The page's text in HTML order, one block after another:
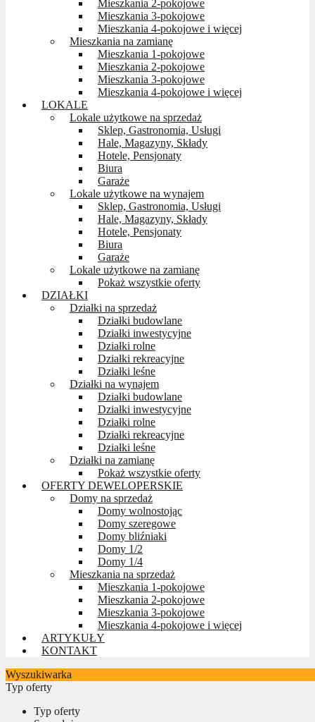
Mieszkania 2-pokojowe
Mieszkania 3-pokojowe
Mieszkania 4-pokojowe i więcej
Mieszkania na zamianę
Mieszkania 1-pokojowe
Mieszkania 2-pokojowe
Mieszkania 3-pokojowe
Mieszkania 4-pokojowe i więcej
LOKALE
Lokale użytkowe na sprzedaż
Sklep, Gastronomia, Usługi
Hale, Magazyny, Składy
Hotele, Pensjonaty
Biura
Garaże
Lokale użytkowe na wynajem
Sklep, Gastronomia, Usługi
Hale, Magazyny, Składy
Hotele, Pensjonaty
Biura
Garaże
Lokale użytkowe na zamianę
Pokaż wszystkie oferty
DZIAŁKI
Działki na sprzedaż
Działki budowlane
Działki inwestycyjne
Działki rolne
Działki rekreacyjne
Działki leśne
Działki na wynajem
Działki budowlane
Działki inwestycyjne
Działki rolne
Działki rekreacyjne
Działki leśne
Działki na zamianę
Pokaż wszystkie oferty
OFERTY DEWELOPERSKIE
Domy na sprzedaż
Domy wolnostojąc
Domy szeregowe
Domy bliźniaki
Domy 1/2
Domy 1/4
Mieszkania na sprzedaż
Mieszkania 1-pokojowe
Mieszkania 2-pokojowe
Mieszkania 3-pokojowe
Mieszkania 4-pokojowe i więcej
ARTYKUŁY
KONTAKT
Wyszukiwarka
Typ oferty
Typ oferty